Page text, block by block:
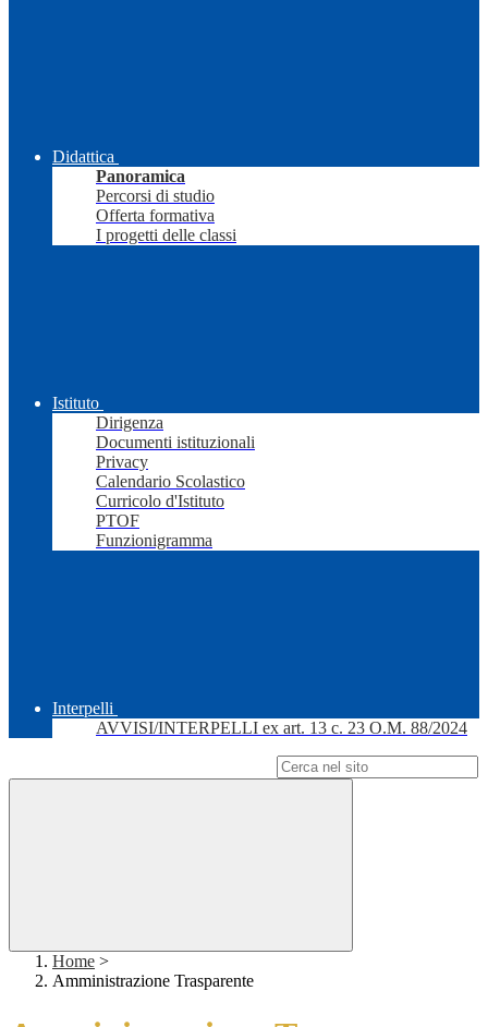
Didattica
Panoramica
Percorsi di studio
Offerta formativa
I progetti delle classi
Istituto
Dirigenza
Documenti istituzionali
Privacy
Calendario Scolastico
Curricolo d'Istituto
PTOF
Funzionigramma
Interpelli
AVVISI/INTERPELLI ex art. 13 c. 23 O.M. 88/2024
Home >
Amministrazione Trasparente